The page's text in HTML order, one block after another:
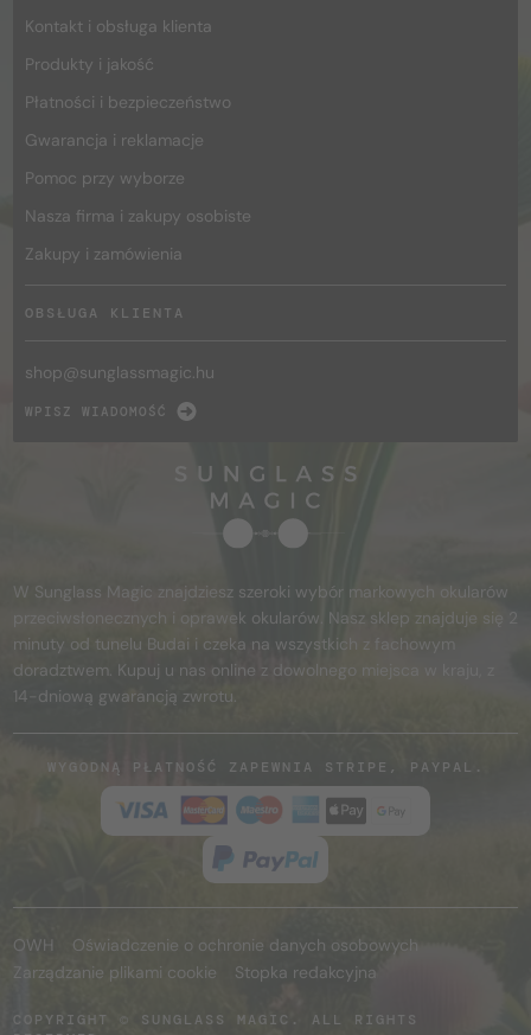
Kontakt i obsługa klienta
Produkty i jakość
Płatności i bezpieczeństwo
Gwarancja i reklamacje
Pomoc przy wyborze
Nasza firma i zakupy osobiste
Zakupy i zamówienia
OBSŁUGA KLIENTA
shop@sunglassmagic.hu
WPISZ WIADOMOŚĆ
W Sunglass Magic znajdziesz szeroki wybór markowych okularów
przeciwsłonecznych i oprawek okularów. Nasz sklep znajduje się 2
minuty od tunelu Budai i czeka na wszystkich z fachowym
doradztwem. Kupuj u nas online z dowolnego miejsca w kraju, z
14-dniową gwarancją zwrotu.
WYGODNĄ PŁATNOŚĆ ZAPEWNIA STRIPE, PAYPAL.
OWH
Oświadczenie o ochronie danych osobowych
Zarządzanie plikami cookie
Stopka redakcyjna
COPYRIGHT © SUNGLASS MAGIC. ALL RIGHTS